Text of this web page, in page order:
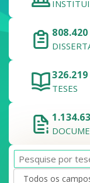
808.420
326.219
TESES